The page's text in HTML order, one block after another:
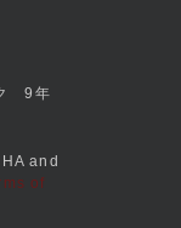
and
of